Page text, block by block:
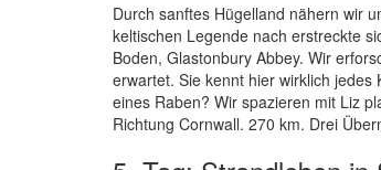
Durch sanftes Hügelland nähern wir
keltischen Legende nach erstreckte
Boden, Glastonbury Abbey. Wir
erwartet. Sie kennt hier wirklich
eines Raben? Wir spazieren mit Liz
Richtung Cornwall. 270 km. Drei